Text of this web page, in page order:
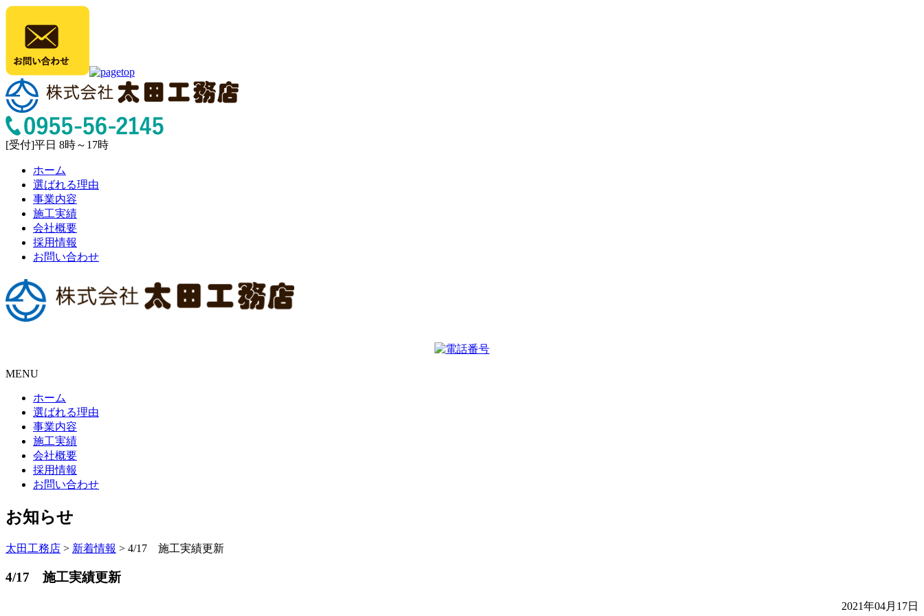
[受付]平日 8時～17時
ホーム
選ばれる理由
事業内容
施工実績
会社概要
採用情報
お問い合わせ
MENU
ホーム
選ばれる理由
事業内容
施工実績
会社概要
採用情報
お問い合わせ
お知らせ
太田工務店 > 新着情報 > 4/17 施工実績更新
4/17 施工実績更新
2021年04月17日